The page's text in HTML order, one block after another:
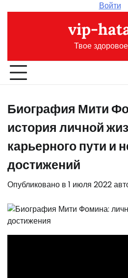
Войти
vip-
Твое
Биография Мити
история личной
карьерного пути и
достижений
Опубликовано в 1 июля 2022